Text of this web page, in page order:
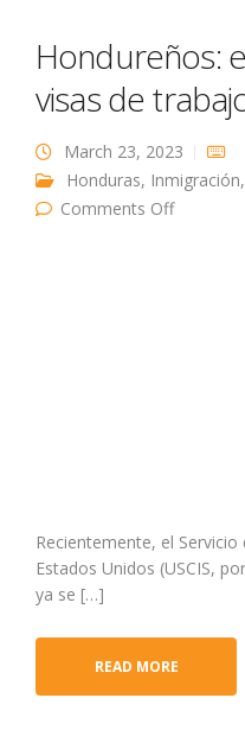
Hondureños:
visas de
March 23, 2023
Honduras, Inmigración,
Comments Offon
Recientemente, el
Estados Unidos (USCIS,
ya se […]
READ MORE